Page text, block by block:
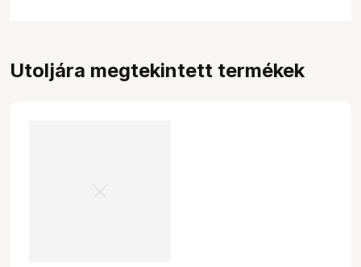
Utoljára megtekintett termékek